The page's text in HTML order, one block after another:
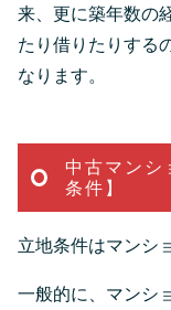
来、更に築年数の
たり借りたりする
なります。
中古マン
条件】
立地条件はマンシ
一般的に、マンシ